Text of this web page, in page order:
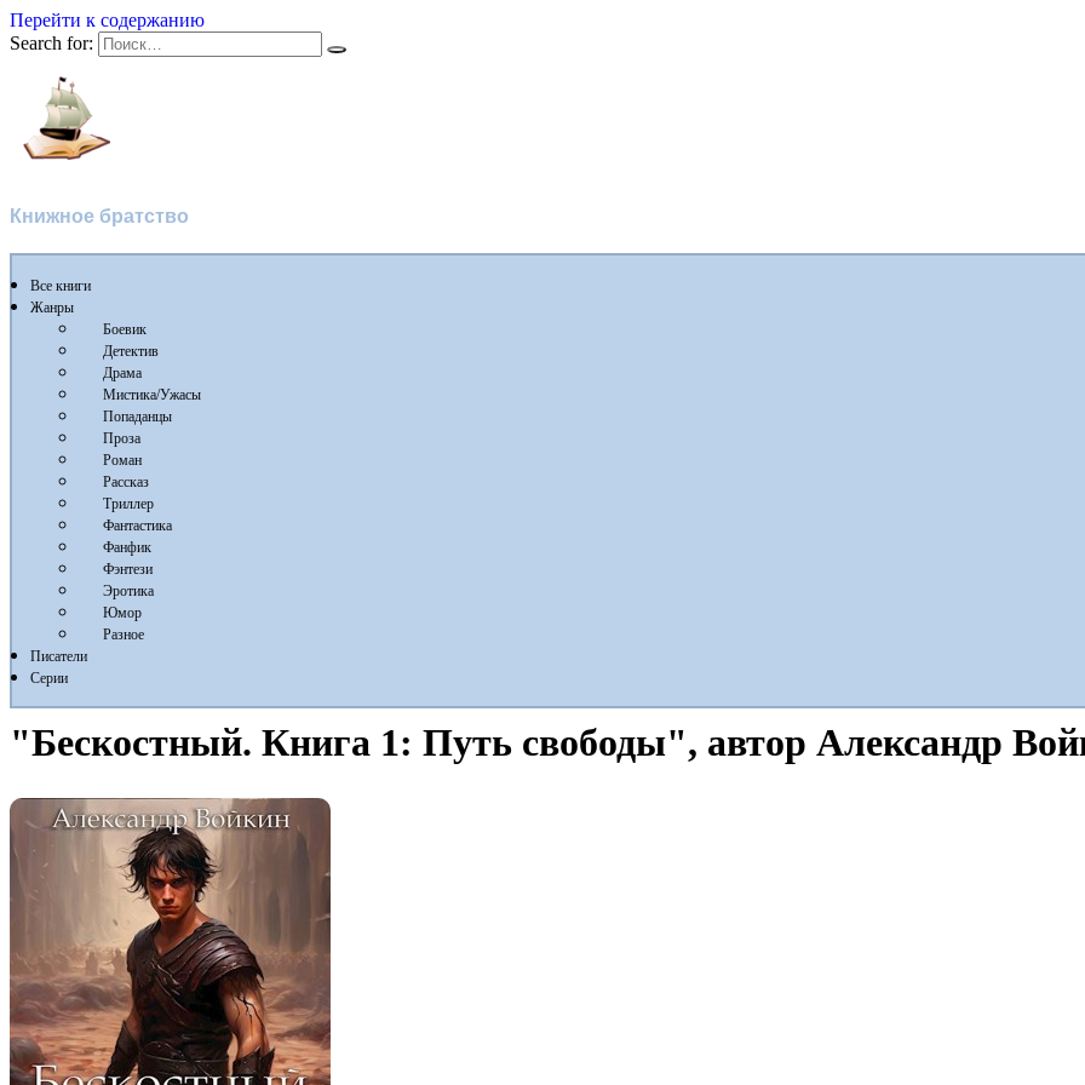
Перейти к содержанию
Search for:
Книжное братство
Все книги
Жанры
Боевик
Детектив
Драма
Мистика/Ужасы
Попаданцы
Проза
Роман
Рассказ
Триллер
Фантастика
Фанфик
Фэнтези
Эротика
Юмор
Разное
Писатели
Серии
"Бескостный. Книга 1: Путь свободы", автор Александр